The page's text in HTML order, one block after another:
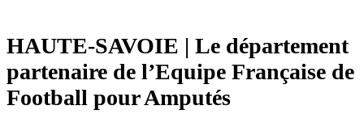
HAUTE-SAVOIE | Le département
partenaire de l’Equipe Française de
Football pour Amputés